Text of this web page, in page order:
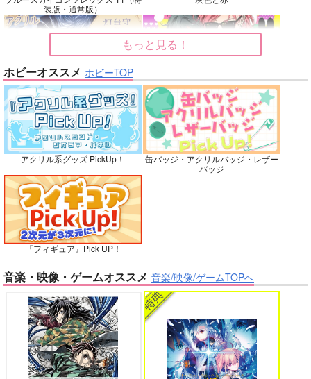
ウエマリ
専売 446円（税込）
轟焦凍×緑谷出久
サンプル
カート
770円 （税込）
その他
キョウヤ×カラスバ
サンプル
カート
専売 583 円（税込）
サンプル
カート
装版・通常版）
灯台守とかもめの子 3 ヤリチン☆ビッチ部 7
変態ストーカーに狙われてます 5
バイトの宮川君は店長が好き 2
出来損ないのラブソング Riff 兎太と烏堂
もっと見る！
ホビーオススメ ホビーTOP
アクリル系グッズ PickUp！
缶バッジ・アクリルバッジ・レザー
バッジ
『フィギュア』Pick UP！
音楽・映像・ゲームオススメ 音楽/映像/ゲームTOPへ